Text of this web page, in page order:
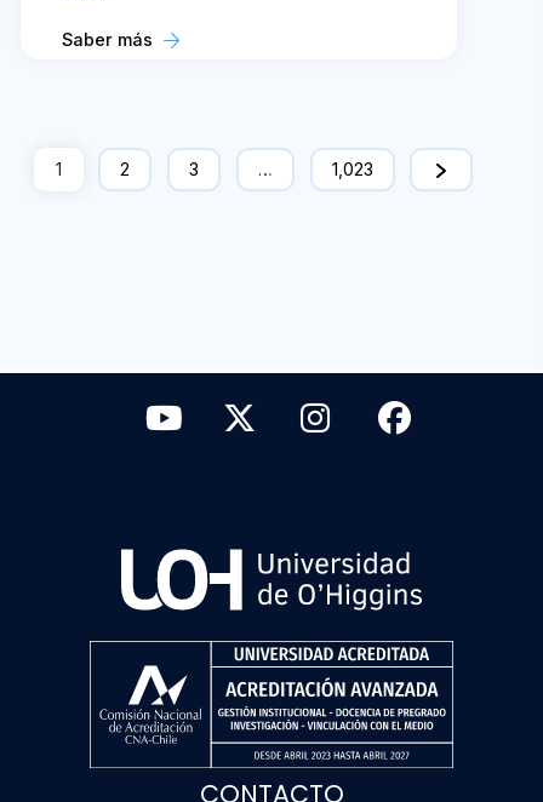
Saber más
1 2 3 … 1,023
CONTACTO